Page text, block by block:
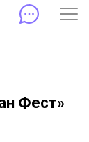
Фест»